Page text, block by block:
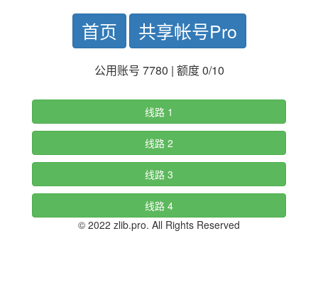
首页 共享帐号Pro
公用账号 7780 | 额度 0/10
线路 1
线路 2
线路 3
线路 4
© 2022 zlib.pro. All Rights Reserved